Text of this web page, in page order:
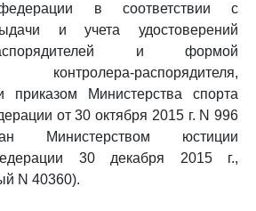
в соответствии с
и учета удостоверений
распорядителей и формой
контролера-распорядителя,
приказом Министерства спорта
от 30 октября 2015 г. N 996
Министерством юстиции
30 декабря 2015 г.,
N 40360).